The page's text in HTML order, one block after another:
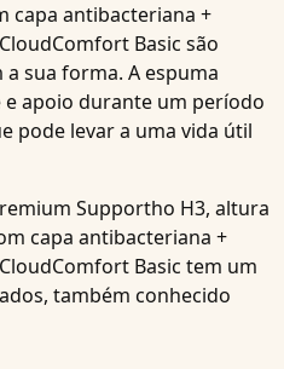
capa antibacteriana +
Basic são
sua forma. A espuma
apoio durante um período
pode levar a uma vida útil
Supportho H3, altura
capa antibacteriana +
Basic tem um
também conhecido